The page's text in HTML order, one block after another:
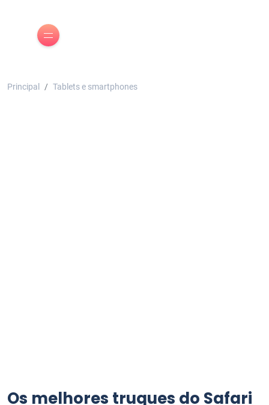
Principal Tablets e smartphones
Os melhores truques do Safari